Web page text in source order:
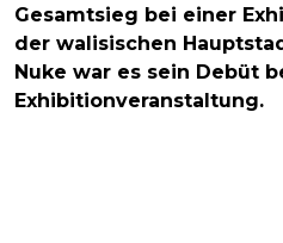
Gesamtsieg bei einer
der walisischen
Nuke war es sein Debüt
Exhibitionveranstaltung.